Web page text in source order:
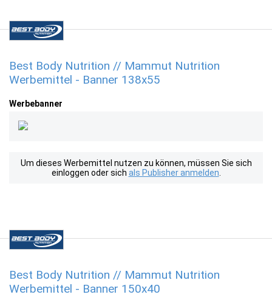
Best Body Nutrition // Mammut Nutrition
Werbemittel - Banner 138x55
Werbebanner
Um dieses Werbemittel nutzen zu können, müssen Sie sich
einloggen oder sich als Publisher anmelden
Best Body Nutrition // Mammut Nutrition
Werbemittel - Banner 150x40